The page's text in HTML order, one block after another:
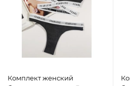
Комплект женский